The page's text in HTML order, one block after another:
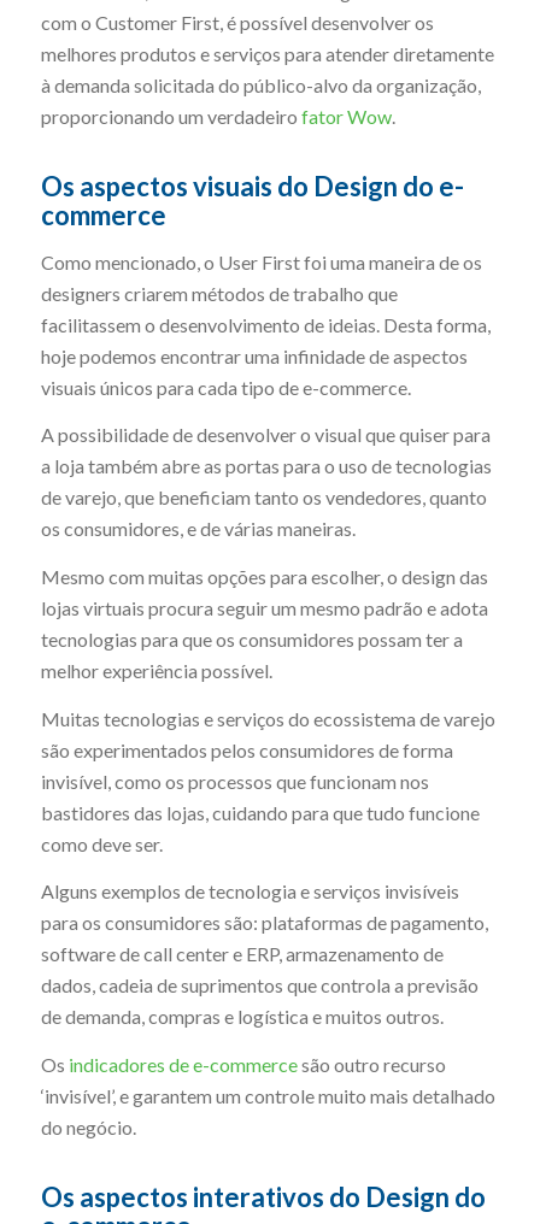
com o Customer First, é possível desenvolver os
melhores produtos e serviços para atender diretamente
à demanda solicitada do público-alvo da organização,
proporcionando um verdadeiro fator Wow.
Os aspectos visuais do Design do e-
commerce
Como mencionado, o User First foi uma maneira de os
designers criarem métodos de trabalho que
facilitassem o desenvolvimento de ideias. Desta forma,
hoje podemos encontrar uma infinidade de aspectos
visuais únicos para cada tipo de e-commerce.
A possibilidade de desenvolver o visual que quiser para
a loja também abre as portas para o uso de tecnologias
de varejo, que beneficiam tanto os vendedores, quanto
os consumidores, e de várias maneiras.
Mesmo com muitas opções para escolher, o design das
lojas virtuais procura seguir um mesmo padrão e adota
tecnologias para que os consumidores possam ter a
melhor experiência possível.
Muitas tecnologias e serviços do ecossistema de varejo
são experimentados pelos consumidores de forma
invisível, como os processos que funcionam nos
bastidores das lojas, cuidando para que tudo funcione
como deve ser.
Alguns exemplos de tecnologia e serviços invisíveis
para os consumidores são: plataformas de pagamento,
software de call center e ERP, armazenamento de
dados, cadeia de suprimentos que controla a previsão
de demanda, compras e logística e muitos outros.
Os indicadores de e-commercesão outro recurso
‘invisível’, e garantem um controle muito mais detalhado
do negócio.
Os aspectos interativos do Design do